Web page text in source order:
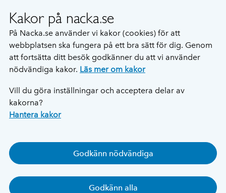
Kakor på nacka.se
På Nacka.se använder vi kakor (cookies) för att
webbplatsen ska fungera på ett bra sätt för dig. Genom
att fortsätta ditt besök godkänner du att vi använder
nödvändiga kakor. Läs mer om kakor
Vill du göra inställningar och acceptera delar av
kakorna?
Hantera kakor
Godkänn nödvändiga
Godkänn alla